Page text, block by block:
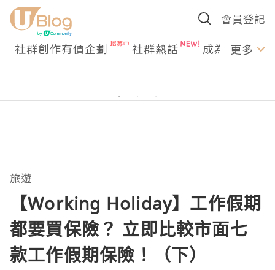
會員登記
社群創作有價企劃 社群熱話 成為U更多
旅遊
【Working Holiday】工作假期
都要買保險？ 立即比較市面七
款工作假期保險！（下）